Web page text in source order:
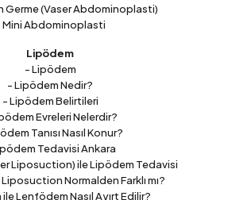
Germe (Vaser Abdominoplasti)
Mini Abdominoplasti
Lipödem
- Lipödem
- Lipödem Nedir?
- Lipödem Belirtileri
Evreleri Nelerdir?
Tanısı Nasıl Konur?
Tedavisi Ankara
Liposuction) ile Lipödem Tedavisi
Normalden Farklı mı?
Lenfödem Nasıl Ayırt Edilir?